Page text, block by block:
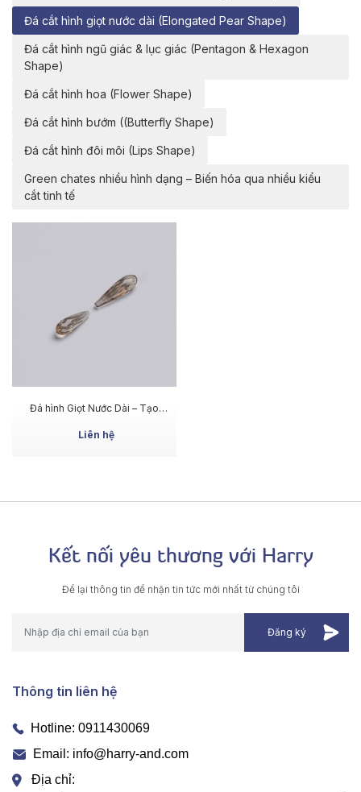
Đá cắt hình giọt nước dài (Elongated Pear Shape)
Đá cắt hình ngũ giác & lục giác (Pentagon & Hexagon
Shape)
Đá cắt hình hoa (Flower Shape)
Đá cắt hình bướm ((Butterfly Shape)
Đá cắt hình đôi môi (Lips Shape)
Green chates nhiều hình dạng – Biến hóa qua nhiều kiểu
cắt tinh tế
MUA NGAY
Đá hình Giọt Nước Dài – Tạo
Liên hệ
Kết nối yêu thương với Harry
Để lại thông tin để nhận tin tức mới nhất từ chúng tôi
Thông tin liên hệ
Hotline: 0911430069
Email: info@harry-and.com
Địa chỉ: